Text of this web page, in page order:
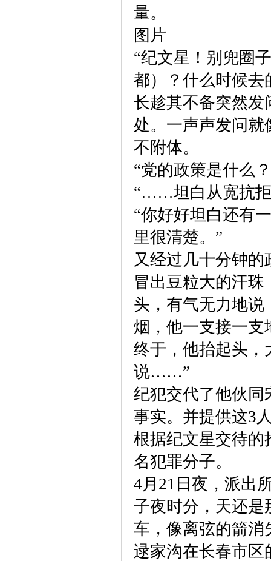
量。
图片
“纪文星！别兜圈
都）？什么时候去
长趁其不备突然发
处。一声声发问就
不附体。
“党的政策是什么
“……坦白从宽抗
“你好好坦白还有
里很清楚。”
又经过几十分钟
冒出豆粒大的汗
头，有气无力地说
烟，他一支接一支
终于，他抬起头，
说……”
纪犯交代了他伙同
事实。并提供这3
根据纪文星交待的
名犯罪分子。
4月21日夜，派出
子夜时分，天还是
车，像离弦的箭消
逯家沟在长春市区